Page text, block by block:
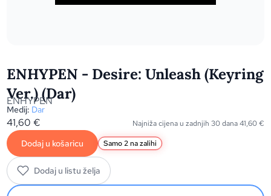
ENHYPEN - Desire: Unleash (Keyring
Ver.) (Dar)
ENHYPEN
Medij: Dar
41,60€ Najniža cijena u zadnjih 30 dana41,60€
Dodaj u košaricu Samo 2 na zalihi
Dodaj u listu želja